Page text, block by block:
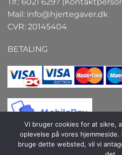
Mail: info@hjertegaver.dk
CVR: 20145404
BETALING
Vi bruger cookies for at sikre,
oplevelse på vores
bruge dette websted, vil vi